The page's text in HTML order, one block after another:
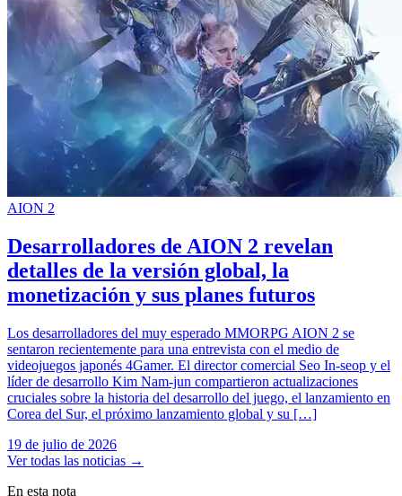
AION 2
Desarrolladores de AION 2 revelan
detalles de la versión global, la
monetización y sus planes futuros
Los desarrolladores del muy esperado MMORPG AION 2 se
sentaron recientemente para una entrevista con el medio de
videojuegos japonés 4Gamer. El director comercial Seo In-seop y el
líder de desarrollo Kim Nam-jun compartieron actualizaciones
cruciales sobre la historia del desarrollo del juego, el lanzamiento en
Corea del Sur, el próximo lanzamiento global y su […]
19 de julio de 2026
Ver todas las noticias →
En esta nota